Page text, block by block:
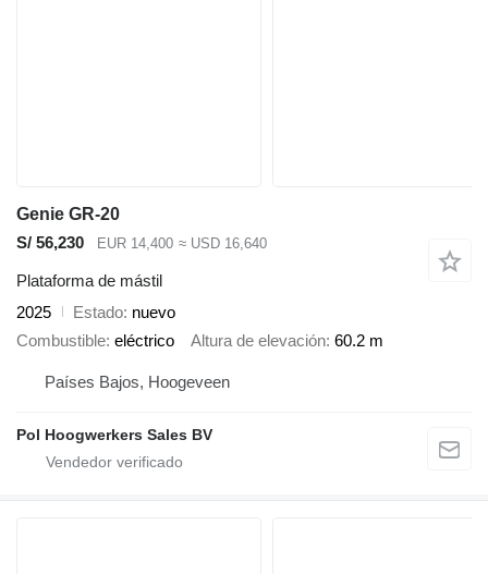
Genie GR-20
S/ 56,230
EUR 14,400 ≈ USD 16,640
Plataforma de mástil
2025
Estado nuevo
Combustible eléctrico Altura de elevación 60.2 m
Países Bajos, Hoogeveen
Pol Hoogwerkers Sales BV